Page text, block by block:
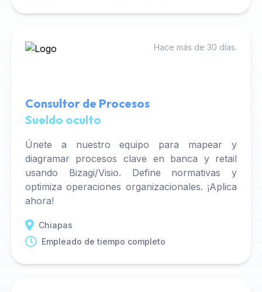
Hace más de 30 días.
Consultor de Procesos
Sueldo oculto
Únete a nuestro equipo para mapear y
diagramar procesos clave en banca y retail
usando Bizagi/Visio. Define normativas y
optimiza operaciones organizacionales. ¡Aplica
ahora!
Chiapas
Empleado de tiempo completo